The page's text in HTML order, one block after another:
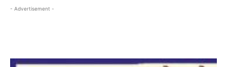
- Advertisement -